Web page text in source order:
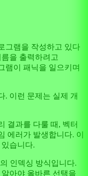
그램을 작성하고 있다
을 출력하려고
램이 패닉을 일으키며
. 이런 문제는 실제 개
결과를 다룰 때, 벡터
에러가 발생합니다. 이
습니다.
인덱싱 방식입니다.
아야 올바른 선택을